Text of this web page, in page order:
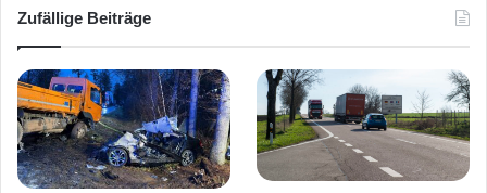
Zufällige Beiträge